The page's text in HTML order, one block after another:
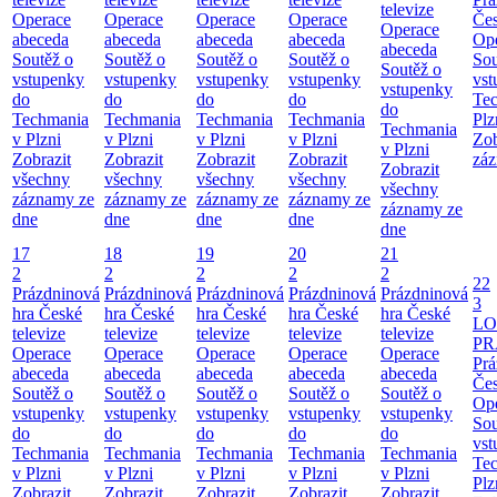
Operace
abeceda
Soutěž o
vstupenky
do
Techmania
v Plzni
Zobrazit
všechny
záznamy ze
dne
Operace
abeceda
Soutěž o
vstupenky
do
Techmania
v Plzni
Zobrazit
všechny
záznamy ze
dne
Operace
abeceda
Soutěž o
vstupenky
do
Techmania
v Plzni
Zobrazit
všechny
záznamy ze
dne
Operace
abeceda
Soutěž o
vstupenky
do
Techmania
v Plzni
Zobrazit
všechny
záznamy ze
dne
televize
Operace
abeceda
Soutěž o
vstupenky
do
Techmania
v Plzni
Zobrazit
všechny
záznamy ze
dne
17
2
Prázdninová
hra České
televize
Operace
abeceda
Soutěž o
vstupenky
do
Techmania
v Plzni
Zobrazit
18
2
Prázdninová
hra České
televize
Operace
abeceda
Soutěž o
vstupenky
do
Techmania
v Plzni
Zobrazit
19
2
Prázdninová
hra České
televize
Operace
abeceda
Soutěž o
vstupenky
do
Techmania
v Plzni
Zobrazit
20
2
Prázdninová
hra České
televize
Operace
abeceda
Soutěž o
vstupenky
do
Techmania
v Plzni
Zobrazit
21
2
Prázdninová
hra České
televize
Operace
abeceda
Soutěž o
vstupenky
do
Techmania
v Plzni
Zobrazit
22
3